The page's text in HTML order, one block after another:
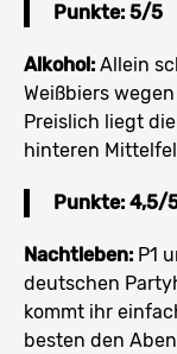
Punkte: 5/5
Alkohol: Allein
Weißbiers
Preislich liegt
hinteren
Punkte: 4,5/
Nachtleben: P1
deutschen
kommt ihr
besten den